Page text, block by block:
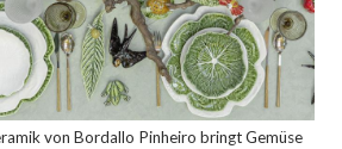
von Bordallo Pinheiro bringt Gemüse